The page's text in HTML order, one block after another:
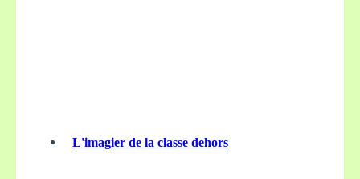
L'imagier de la classe dehors